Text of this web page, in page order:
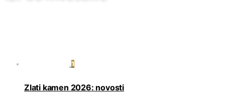
1
Zlati kamen 2026: novosti